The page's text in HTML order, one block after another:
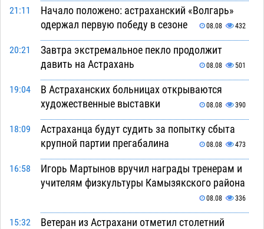
21:11
Начало положено: астраханский «Волгарь»
одержал первую победу в сезоне
08.08 432
20:21
Завтра экстремальное пекло продолжит
давить на Астрахань
08.08 501
19:04
В Астраханских больницах открываются
художественные выставки
08.08 390
18:09
Астраханца будут судить за попытку сбыта
крупной партии прегабалина
08.08 473
16:58
Игорь Мартынов вручил награды тренерам и
учителям физкультуры Камызякского района
08.08 336
15:32
Ветеран из Астрахани отметил столетний